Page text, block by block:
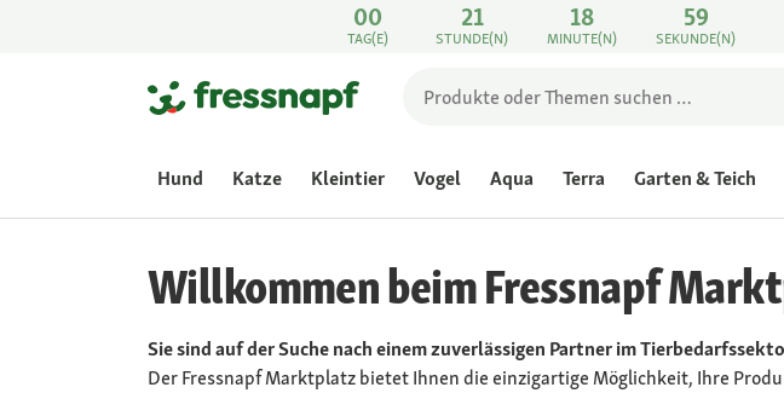
00
TAG(E)
21
STUNDE(N)
18
MINUTE(N)
59
SEKUNDE(N)
Hund Katze Kleintier Vogel Aqua Terra Garten & Teich
Willkommen beim Fressnapf
Sie sind auf der Suche nach einem zuverlässigen Partner im
Der Fressnapf Marktplatz bietet Ihnen die einzigartige Möglichkeit, Ihre